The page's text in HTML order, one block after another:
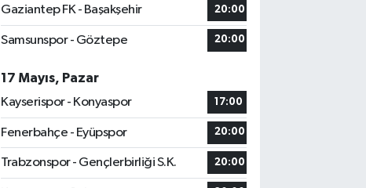
Gaziantep FK - Başakşehir 20:00
Samsunspor - Göztepe 20:00
17 Mayıs, Pazar
Kayserispor - Konyaspor
17:00
Fenerbahçe - Eyüpspor 20:00
Trabzonspor - Gençlerbirliği S.K. 20:00